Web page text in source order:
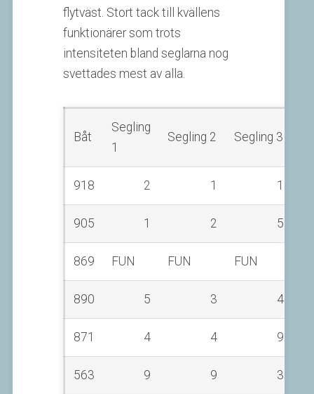
flytväst. Stort tack till kvällens
funktionärer som trots
intensiteten bland seglarna nog
svettades mest av alla.
Båt
Segling
1
Segling 2 Segling 3
918 2 1 1
905 1 2 5
869 FUN FUN FUN
890 5 3 4
871 4 4 9
563 9 9 3